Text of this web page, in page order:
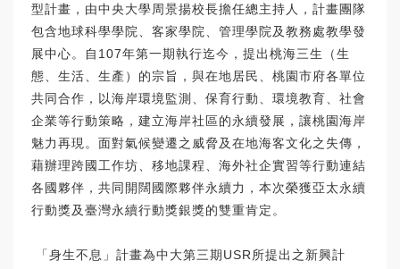
型計畫，由中央大學周景揚校長擔任總主持人，計畫團隊
包含地球科學學院、客家學院、管理學院及教務處教學發
展中心。自107年第一期執行迄今，提出桃海三生（生
態、生活、生產）的宗旨，與在地居民、桃園市府各單位
共同合作，以海岸環境監測、保育行動、環境教育、社會
企業等行動策略，建立海岸社區的永續發展，讓桃園海岸
魅力再現。面對氣候變遷之威脅及在地海客文化之失傳，
藉辦理跨國工作坊、移地課程、海外社企實習等行動連結
各國夥伴，共同開闊國際夥伴永續力，本次榮獲亞太永續
行動獎及臺灣永續行動獎銀獎的雙重肯定。
「身生不息」計畫為中大第三期USR所提出之新興計